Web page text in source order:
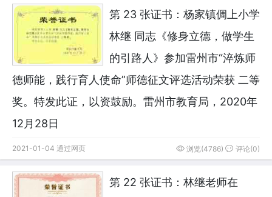
第 23 张证书：杨家镇倜上小学
林继 同志《修身立德，做学生
的引路人》参加雷州市“淬炼师
德师能，践行育人使命”师德征文评选活动荣获 二等
奖。特发此证，以资鼓励。雷州市教育局，2020年
12月28日
2021-01-04 通过网页 浏览(4786) 评论(0)
第 22 张证书：林继老师在